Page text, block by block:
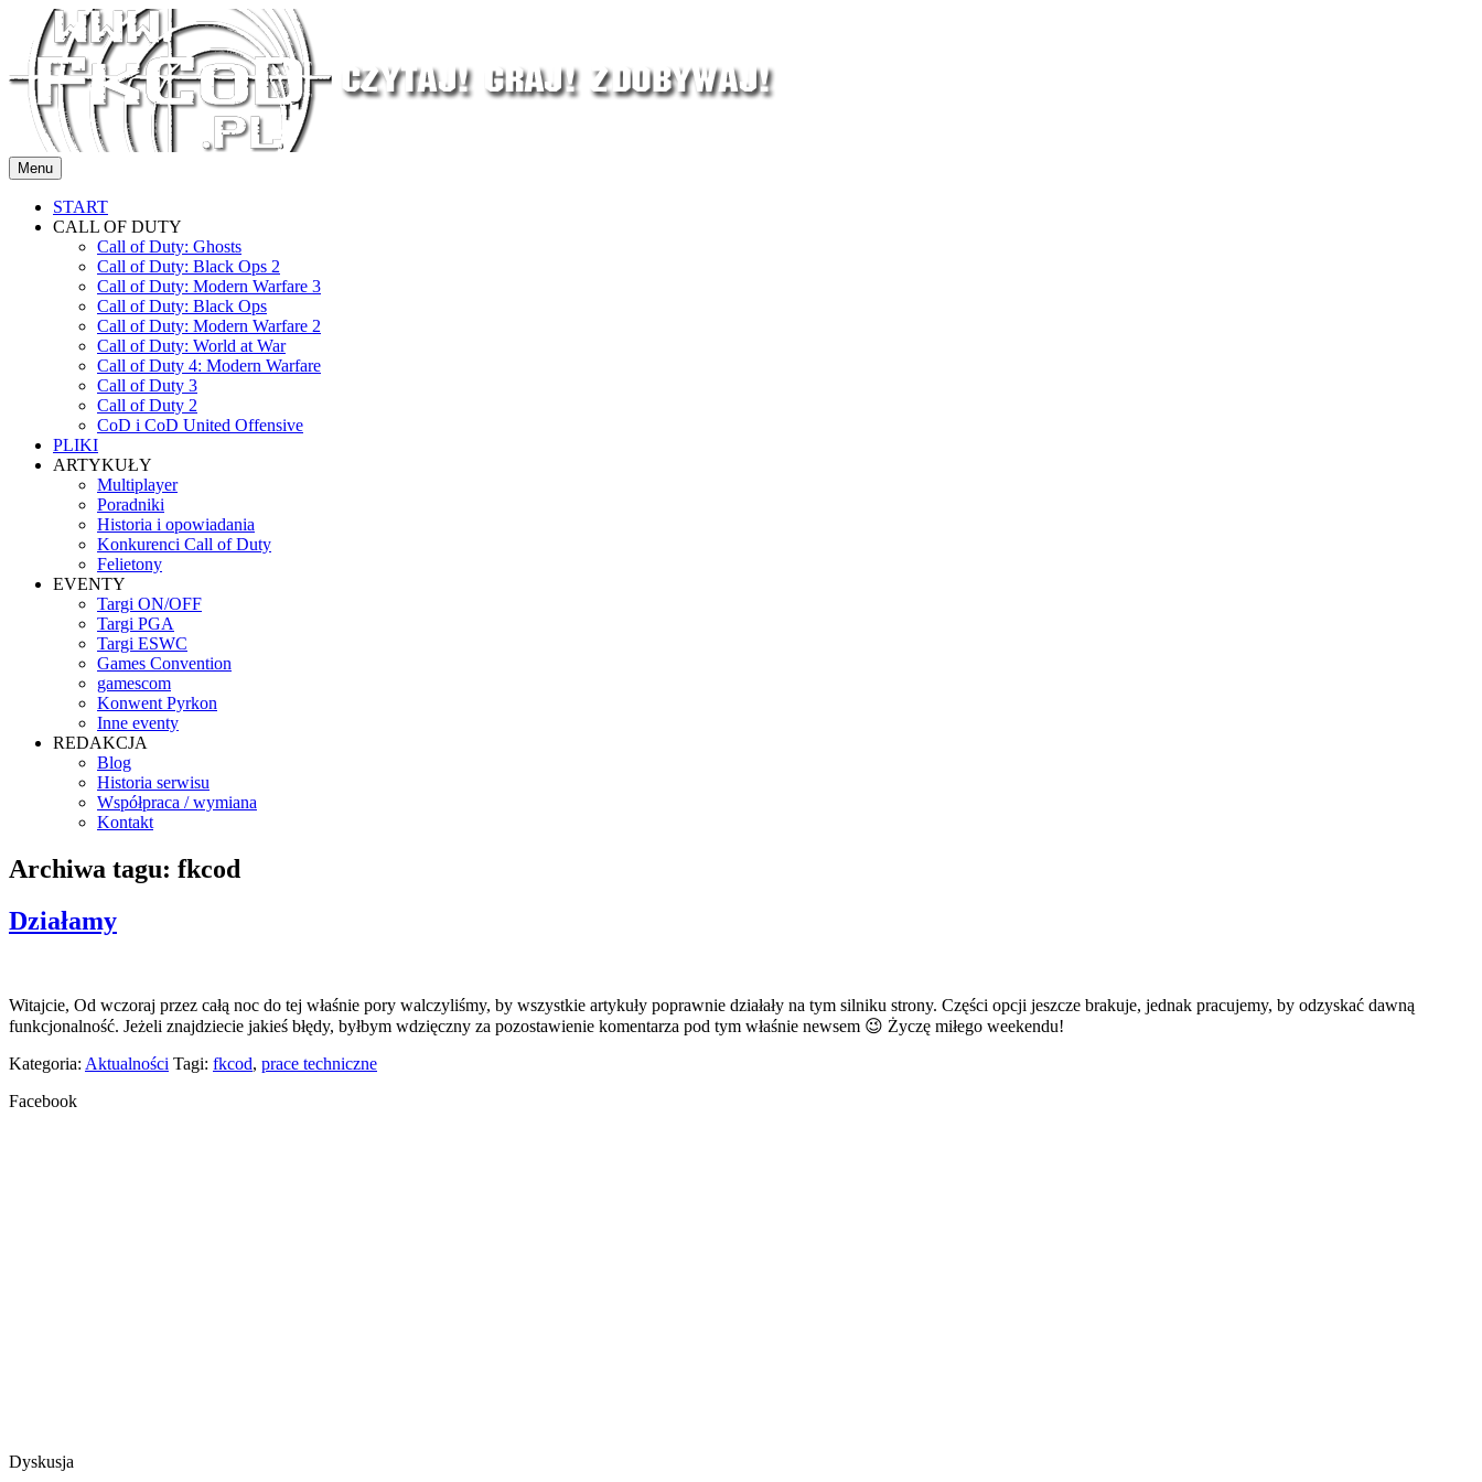
Przejdź
treści
Menu
START
CALL OF DUTY
Call of Duty: Ghosts
Call of Duty: Black Ops 2
Call of Duty: Modern Warfare 3
Call of Duty: Black Ops
Call of Duty: Modern Warfare 2
Call of Duty: World at War
Call of Duty 4: Modern Warfare
Call of Duty 3
Call of Duty 2
CoD i CoD United Offensive
PLIKI
ARTYKUŁY
Multiplayer
Poradniki
Historia i opowiadania
Konkurenci Call of Duty
Felietony
EVENTY
Targi ON/OFF
Targi PGA
Targi ESWC
Games Convention
gamescom
Konwent Pyrkon
Inne eventy
REDAKCJA
Blog
Historia serwisu
Współpraca / wymiana
Kontakt
Archiwa tagu: fkcod
Działamy
Witajcie, Od wczoraj przez całą noc do tej właśnie pory walczyliśmy, by wszystkie artykuły poprawnie działały na tym silniku strony. Części opcji jeszcze brakuje, jednak pracujemy, by odzyskać dawną
funkcjonalność. Jeżeli znajdziecie jakieś błędy, byłbym wdzięczny za pozostawienie komentarza pod tym właśnie newsem 😉 Życzę miłego weekendu!
Kategoria: Aktualności Tagi: fkcod, prace techniczne
Facebook
Dyskusja